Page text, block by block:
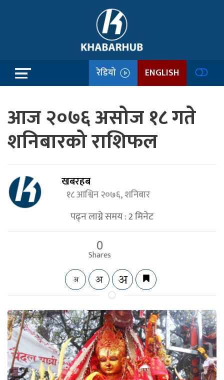
रेडियो ENGLISH
आज २०७६ असोज १८ गते
शनिबारको राशिफल
खबरहब
१८ आश्विन २०७६, शनिबार
पढ्न लाग्ने समय :2मिनेट
0
Shares